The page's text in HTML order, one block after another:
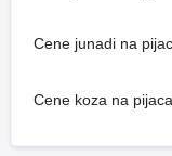
Cene junadi na
Cene koza na